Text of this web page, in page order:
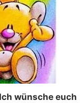
Ich wünsche euch